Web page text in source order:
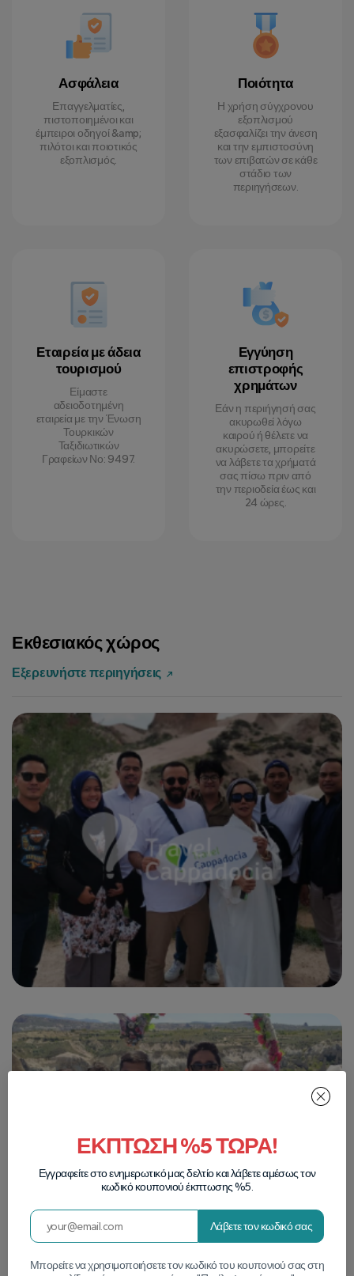
Ασφάλεια
Επαγγελματίες,
πιστοποιημένοι και
έμπειροι οδηγοί &amp;
πιλότοι και ποιοτικός
εξοπλισμός.
Ποιότητα
Η χρήση σύγχρονου
εξοπλισμού
εξασφαλίζει την άνεση
και την εμπιστοσύνη
των επιβατών σε κάθε
στάδιο των
περιηγήσεων.
Εταιρεία με άδεια
τουρισμού
Είμαστε
αδειοδοτημένη
εταιρεία με την Ένωση
Τουρκικών
Ταξιδιωτικών
Γραφείων Νο: 9497.
Εγγύηση
επιστροφής
χρημάτων
Εάν η περιήγησή σας
ακυρωθεί λόγω
καιρού ή θέλετε να
ακυρώσετε, μπορείτε
να λάβετε τα χρήματά
σας πίσω πριν από
την περιοδεία έως και
24 ώρες.
Εκθεσιακός χώρος
Εξερευνήστε περιηγήσεις
ΕΚΠΤΩΣΗ %5 ΤΩΡΑ!
Εγγραφείτε στο ενημερωτικό μας δελτίο και λάβετε αμέσως τον
κωδικό κουπονιού έκπτωσης %5.
Λάβετε τον κωδικό σας
Μπορείτε να χρησιμοποιήσετε τον κωδικό του κουπονιού σας στη